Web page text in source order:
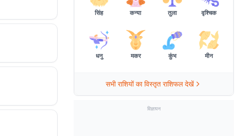
सिंह कन्या तुला वृश्चिक
धनु मकर कुंभ मीन
सभी राशियों का विस्तृत राशिफल देखें
विज्ञापन